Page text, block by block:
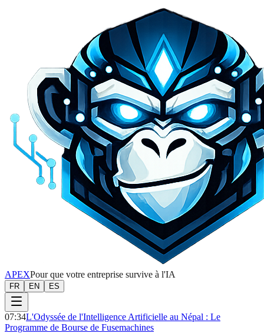
APEXPour que votre entreprise survive à l'IA
FR EN ES
07:34L'Odyssée de l'Intelligence Artificielle au Népal : Le
Programme de Bourse de Fusemachines